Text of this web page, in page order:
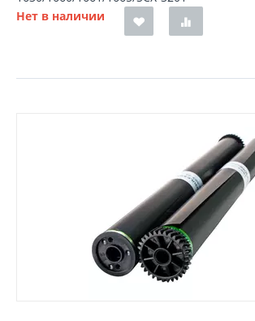
Нет в наличии